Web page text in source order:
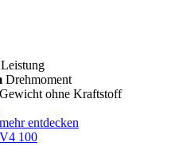
Leistung
Drehmoment
Gewicht ohne Kraftstoff
mehr entdecken
100